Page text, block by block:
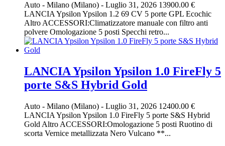
Auto - Milano (Milano) - Luglio 31, 2026 13900.00 €
LANCIA Ypsilon Ypsilon 1.2 69 CV 5 porte GPL Ecochic
Altro ACCESSORI:Climatizzatore manuale con filtro anti
polvere Omologazione 5 posti Specchi retro...
LANCIA Ypsilon Ypsilon 1.0 FireFly 5
porte S&S Hybrid Gold
Auto - Milano (Milano) - Luglio 31, 2026 12400.00 €
LANCIA Ypsilon Ypsilon 1.0 FireFly 5 porte S&S Hybrid
Gold Altro ACCESSORI:Omologazione 5 posti Ruotino di
scorta Vernice metallizzata Nero Vulcano **...